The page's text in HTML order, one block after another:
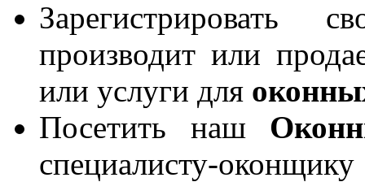
производит или
или услуги для
Посетить наш
специалисту-оконщику